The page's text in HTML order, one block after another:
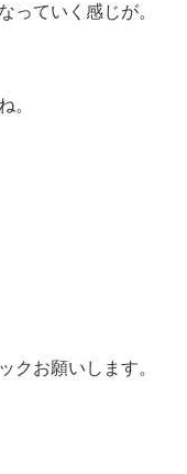
っていく感じが。
。
クお願いします。